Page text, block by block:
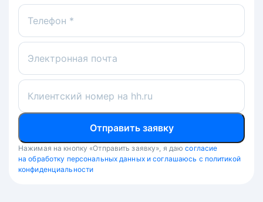
Телефон *
Электронная почта
Клиентский номер на hh.ru
Отправить заявку
Нажимая на кнопку «Отправить заявку», я даю согласие
на обработку персональных данных и соглашаюсь с политикой
конфиденциальности